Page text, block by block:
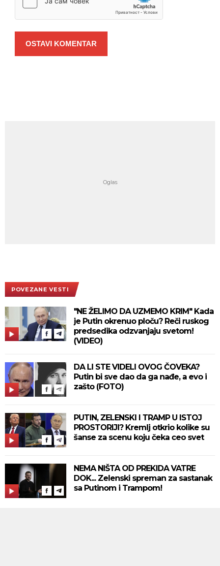
OSTAVI KOMENTAR
POVEZANE VESTI
"NE ŽELIMO DA UZMEMO KRIM" Kada
je Putin okrenuo ploču? Reči ruskog
predsedika odzvanjaju svetom!
(VIDEO)
DA LI STE VIDELI OVOG ČOVEKA?
Putin bi sve dao da ga nađe, a evo i
zašto (FOTO)
PUTIN, ZELENSKI I TRAMP U ISTOJ
PROSTORIJI? Kremlj otkrio kolike su
šanse za scenu koju čeka ceo svet
NEMA NIŠTA OD PREKIDA VATRE
DOK... Zelenski spreman za sastanak
sa Putinom i Trampom!